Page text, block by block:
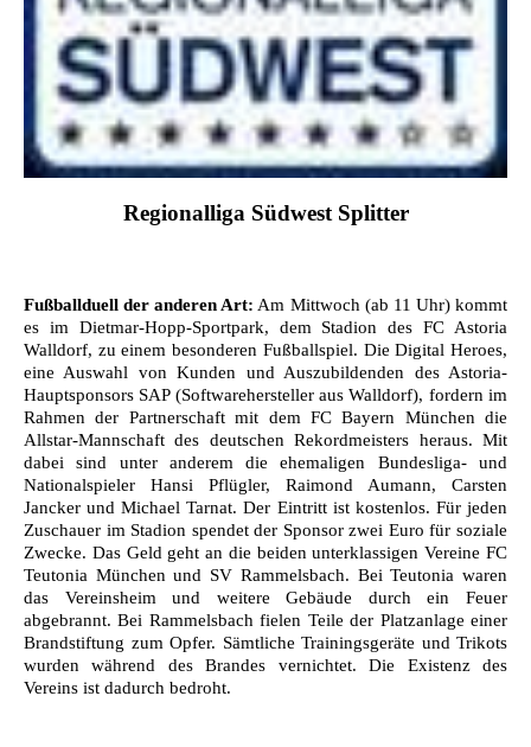
Regionalliga Südwest Splitter
Fußballduell der anderen Art: Am Mittwoch (ab 11 Uhr) kommt
es im Dietmar-Hopp-Sportpark, dem Stadion des FC Astoria
Walldorf, zu einem besonderen Fußballspiel. Die Digital Heroes,
eine Auswahl von Kunden und Auszubildenden des Astoria-
Hauptsponsors SAP (Softwarehersteller aus Walldorf), fordern im
Rahmen der Partnerschaft mit dem FC Bayern München die
Allstar-Mannschaft des deutschen Rekordmeisters heraus. Mit
dabei sind unter anderem die ehemaligen Bundesliga- und
Nationalspieler Hansi Pflügler, Raimond Aumann, Carsten
Jancker und Michael Tarnat. Der Eintritt ist kostenlos. Für jeden
Zuschauer im Stadion spendet der Sponsor zwei Euro für soziale
Zwecke. Das Geld geht an die beiden unterklassigen Vereine FC
Teutonia München und SV Rammelsbach. Bei Teutonia waren
das Vereinsheim und weitere Gebäude durch ein Feuer
abgebrannt. Bei Rammelsbach fielen Teile der Platzanlage einer
Brandstiftung zum Opfer. Sämtliche Trainingsgeräte und Trikots
wurden während des Brandes vernichtet. Die Existenz des
Vereins ist dadurch bedroht.